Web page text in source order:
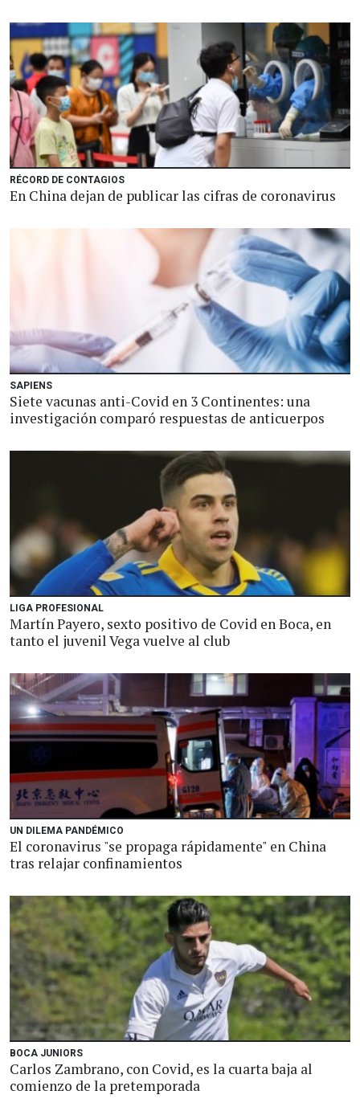
RÉCORD DE CONTAGIOS
En China dejan de publicar las cifras de coronavirus
SAPIENS
Siete vacunas anti-Covid en 3 Continentes: una
investigación comparó respuestas de anticuerpos
LIGA PROFESIONAL
Martín Payero, sexto positivo de Covid en Boca, en
tanto el juvenil Vega vuelve al club
UN DILEMA PANDÉMICO
El coronavirus "se propaga rápidamente" en China
tras relajar confinamientos
BOCA JUNIORS
Carlos Zambrano, con Covid, es la cuarta baja al
comienzo de la pretemporada